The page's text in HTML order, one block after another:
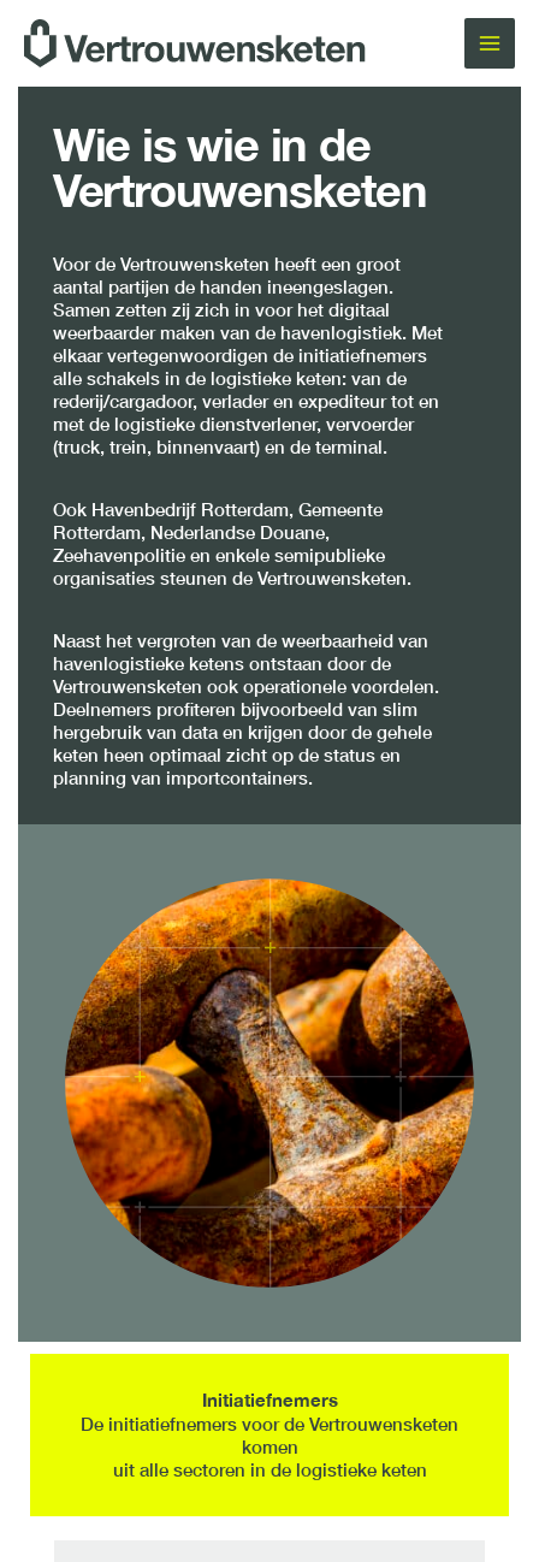
naar
inhoud
Wie is wie in de
Vertrouwensketen
Voor de Vertrouwensketen heeft een groot
aantal partijen de handen ineengeslagen.
Samen zetten zij zich in voor het digitaal
weerbaarder maken van de havenlogistiek. Met
elkaar vertegenwoordigen de initiatiefnemers
alle schakels in de logistieke keten: van de
rederij/cargadoor, verlader en expediteur tot en
met de logistieke dienstverlener, vervoerder
(truck, trein, binnenvaart) en de terminal.
Ook Havenbedrijf Rotterdam, Gemeente
Rotterdam, Nederlandse Douane,
Zeehavenpolitie en enkele semipublieke
organisaties steunen de Vertrouwensketen.
Naast het vergroten van de weerbaarheid van
havenlogistieke ketens ontstaan door de
Vertrouwensketen ook operationele voordelen.
Deelnemers profiteren bijvoorbeeld van slim
hergebruik van data en krijgen door de gehele
keten heen optimaal zicht op de status en
planning van importcontainers.
Initiatiefnemers
De initiatiefnemers voor de Vertrouwensketen
komen
uit alle sectoren in de logistieke keten